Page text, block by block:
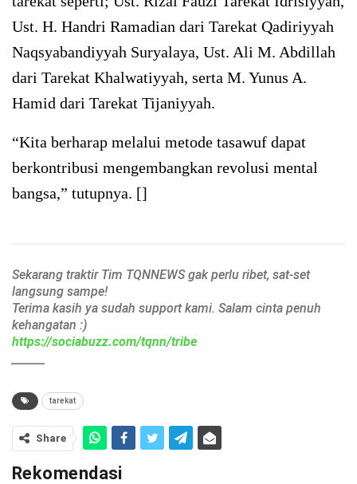
Ust. H. Handri Ramadian dari Tarekat Qadiriyyah
Naqsyabandiyyah Suryalaya, Ust. Ali M. Abdillah
dari Tarekat Khalwatiyyah, serta M. Yunus A.
Hamid dari Tarekat Tijaniyyah.
“Kita berharap melalui metode tasawuf dapat
berkontribusi mengembangkan revolusi mental
bangsa,” tutupnya. []
Sekarang traktir Tim TQNNEWS gak perlu ribet, sat-set
langsung sampe!
Terima kasih ya sudah support kami. Salam cinta penuh
kehangatan :)
https://sociabuzz.com/tqnn/tribe
tarekat
Share
Rekomendasi